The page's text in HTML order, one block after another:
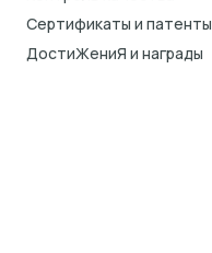
Cертификаты и патенты
ДостиЖениЯ и награды